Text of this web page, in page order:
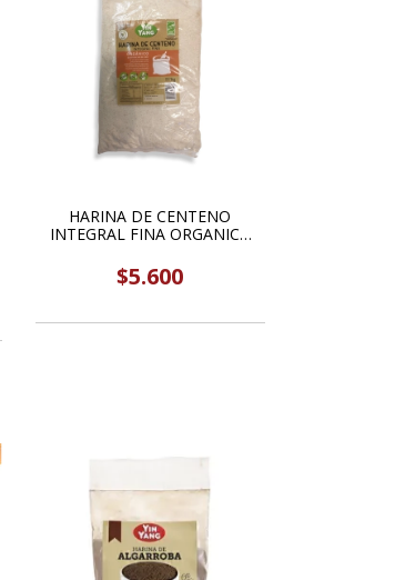
HARINA DE CENTENO
INTEGRAL FINA ORGANICA
$5.600